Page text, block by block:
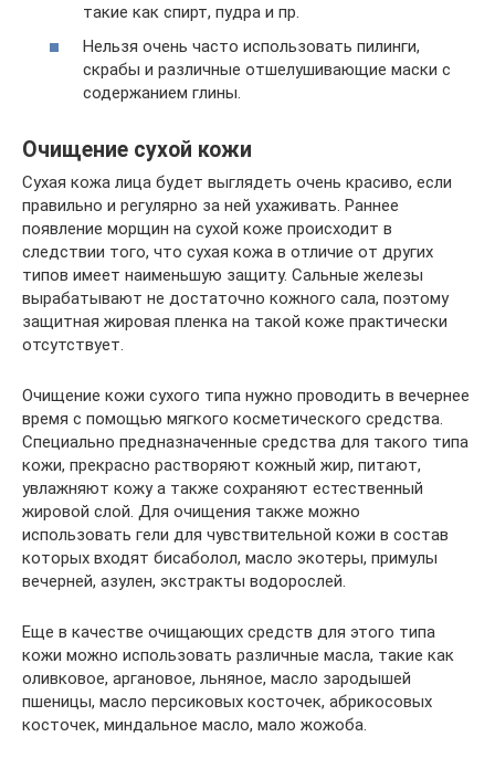
такие как спирт, пудра и пр.
Нельзя очень часто использовать пилинги,
скрабы и различные отшелушивающие маски с
содержанием глины.
Очищение сухой кожи
Сухая кожа лица будет выглядеть очень красиво, если
правильно и регулярно за ней ухаживать. Раннее
появление морщин на сухой коже происходит в
следствии того, что сухая кожа в отличие от других
типов имеет наименьшую защиту. Сальные железы
вырабатывают не достаточно кожного сала, поэтому
защитная жировая пленка на такой коже практически
отсутствует.
Очищение кожи сухого типа нужно проводить в вечернее
время с помощью мягкого косметического средства.
Специально предназначенные средства для такого типа
кожи, прекрасно растворяют кожный жир, питают,
увлажняют кожу а также сохраняют естественный
жировой слой. Для очищения также можно
использовать гели для чувствительной кожи в состав
которых входят бисаболол, масло экотеры, примулы
вечерней, азулен, экстракты водорослей.
Еще в качестве очищающих средств для этого типа
кожи можно использовать различные масла, такие как
оливковое, аргановое, льняное, масло зародышей
пшеницы, масло персиковых косточек, абрикосовых
косточек, миндальное масло, мало жожоба.